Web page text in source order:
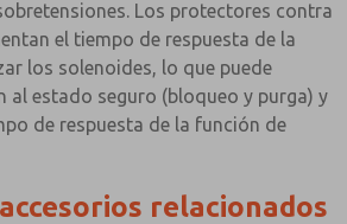
Los protectores contra
el tiempo de respuesta de la
los solenoides, lo que puede
al estado seguro (bloqueo y purga) y
de respuesta de la función de
relacionados